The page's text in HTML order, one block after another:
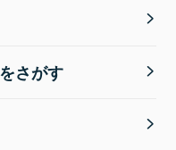
さがす